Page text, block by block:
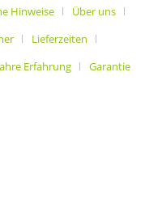
Hinweise
Über uns
Lieferzeiten
Erfahrung Garantie